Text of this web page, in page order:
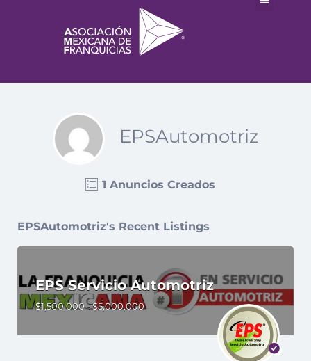
EPSAutomotriz
1 Anuncios Creados
EPSAutomotriz's Recent Listings
EPS Servicio Automotriz
$1,500,000 - $5,000,000